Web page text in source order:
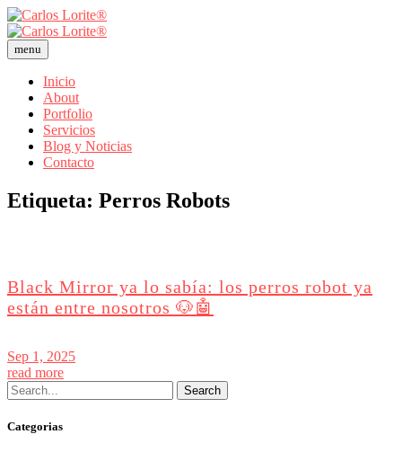
menu
Inicio
About
Portfolio
Servicios
Blog y Noticias
Contacto
Etiqueta: Perros Robots
Black Mirror ya lo sabía: los perros robot ya
están entre nosotros 🐶🤖
Sep 1, 2025
read more
Categorias